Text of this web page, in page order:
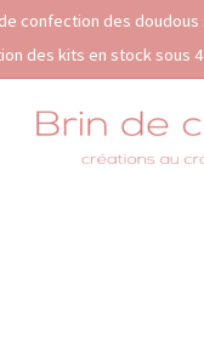
confection des doudous
des kits en stock sous